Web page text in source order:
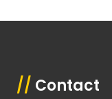
// Contact